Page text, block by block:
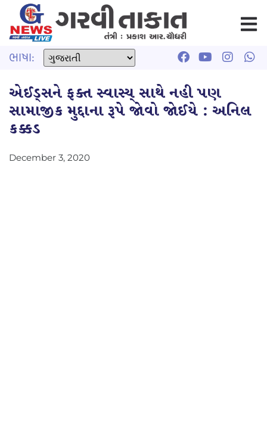
ભાષા:
એઈડ્સને ફક્ત સ્વાસ્ય્ સાથે નહી પણ
સામાજીક મુદ્દાના રૂપે જોવો જોઈયે : અનિલ
કક્કડ
December 3, 2020